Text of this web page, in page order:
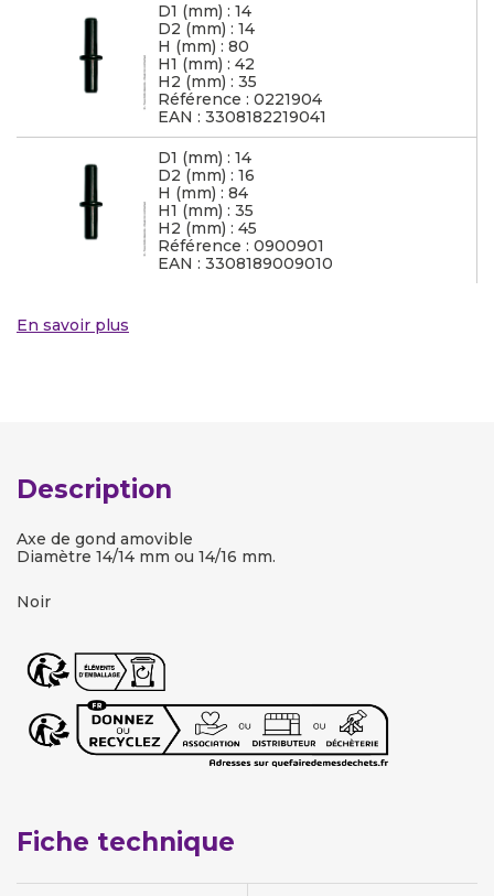
D1 (mm) : 14
D2 (mm) : 14
H (mm) : 80
H1 (mm) : 42
H2 (mm) : 35
Référence : 0221904
EAN : 3308182219041
D1 (mm) : 14
D2 (mm) : 16
H (mm) : 84
H1 (mm) : 35
H2 (mm) : 45
Référence : 0900901
EAN : 3308189009010
En savoir plus
Description
Axe de gond amovible
Diamètre 14/14 mm ou 14/16 mm.
Noir
Fiche technique